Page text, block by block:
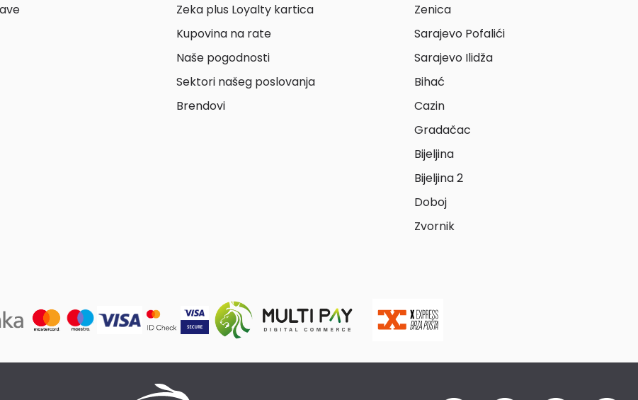
Zeka plus Loyalty kartica
Kupovina na rate
Naše pogodnosti
Sektori našeg poslovanja
Brendovi
Zenica
Sarajevo Pofalići
Sarajevo Ilidža
Bihać
Cazin
Gradačac
Bijeljina
Bijeljina 2
Doboj
Zvornik